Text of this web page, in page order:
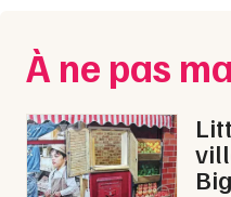
À ne pas